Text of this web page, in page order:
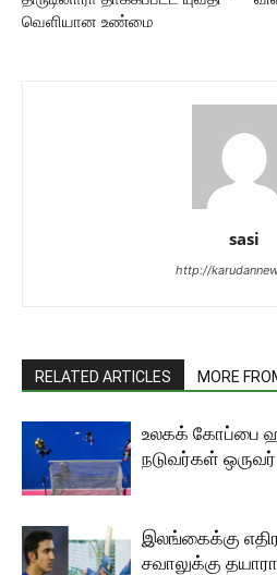
வெளியான உண்மை
sasi
http://
RELATED ARTICLES MORE
உலகக் கோப்பை
நடுவர்கள்
இலங்கைக்கு
சவாலுக்கு